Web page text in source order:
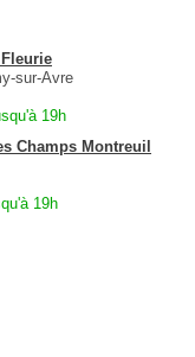
sur-Avre
19h
Champs Montreuil
19h